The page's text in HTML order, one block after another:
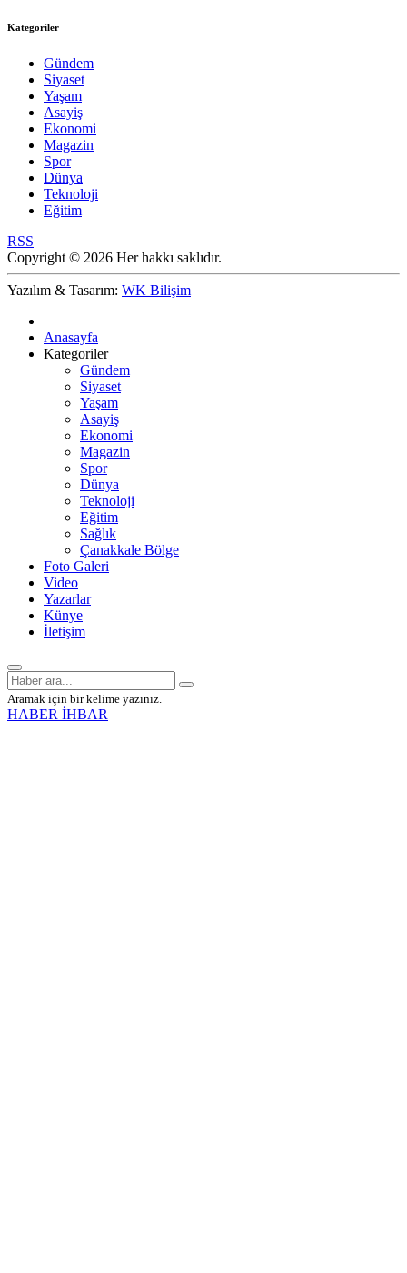
Kategoriler
Gündem
Siyaset
Yaşam
Asayiş
Ekonomi
Magazin
Spor
Dünya
Teknoloji
Eğitim
RSS
Copyright © 2026 Her hakkı saklıdır.
Yazılım & Tasarım: WK Bilişim
Anasayfa
Kategoriler
Gündem
Siyaset
Yaşam
Asayiş
Ekonomi
Magazin
Spor
Dünya
Teknoloji
Eğitim
Sağlık
Çanakkale Bölge
Foto Galeri
Video
Yazarlar
Künye
İletişim
Aramak için bir kelime yazınız.
HABER İHBAR